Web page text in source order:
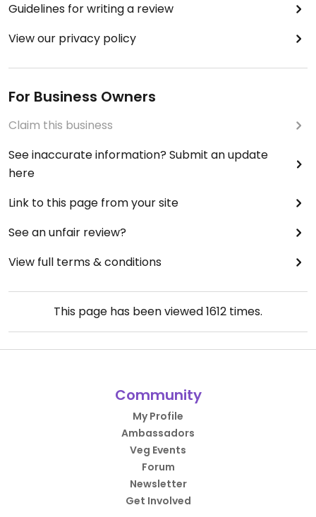
Guidelines for writing a review
View our privacy policy
For Business Owners
Claim this business
See inaccurate information? Submit an update
here
Link to this page from your site
See an unfair review?
View full terms & conditions
This page has been viewed1612 times.
Community
My Profile
Ambassadors
Veg Events
Forum
Newsletter
Get Involved